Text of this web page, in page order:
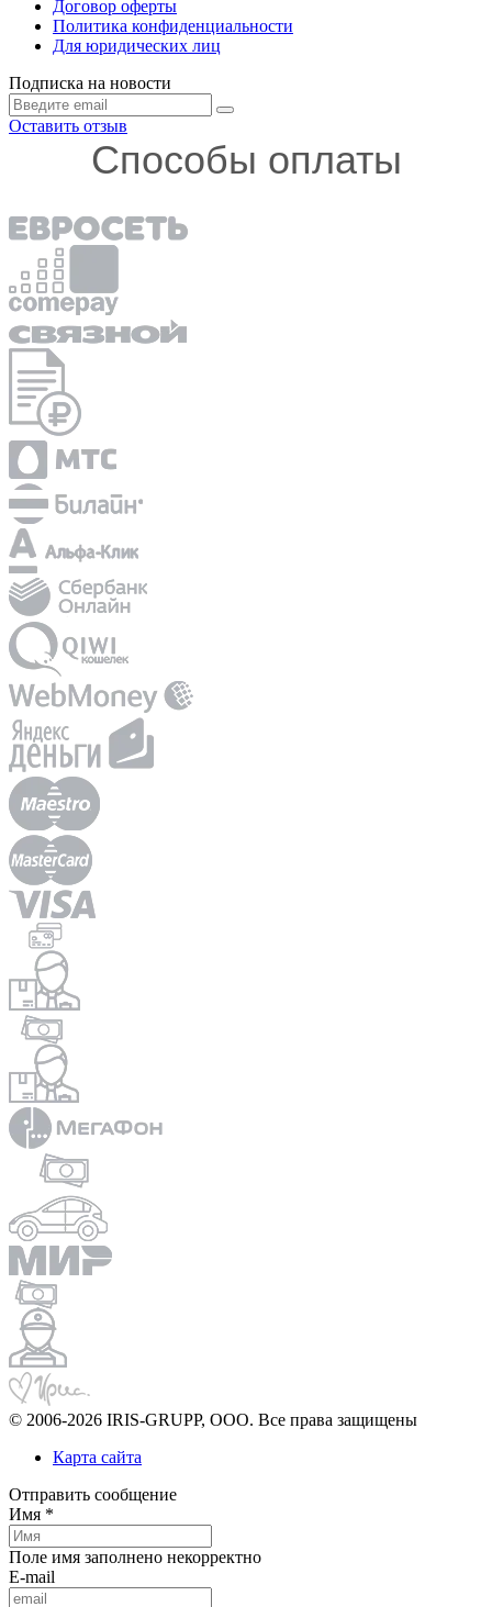
Договор оферты
Политика конфиденциальности
Для юридических лиц
Подписка на новости
Оставить отзыв
Способы оплаты
© 2006-2026 IRIS-GRUPP, OOO. Все права защищены
Карта сайта
Отправить сообщение
Имя *
Поле имя заполнено некорректно
E-mail